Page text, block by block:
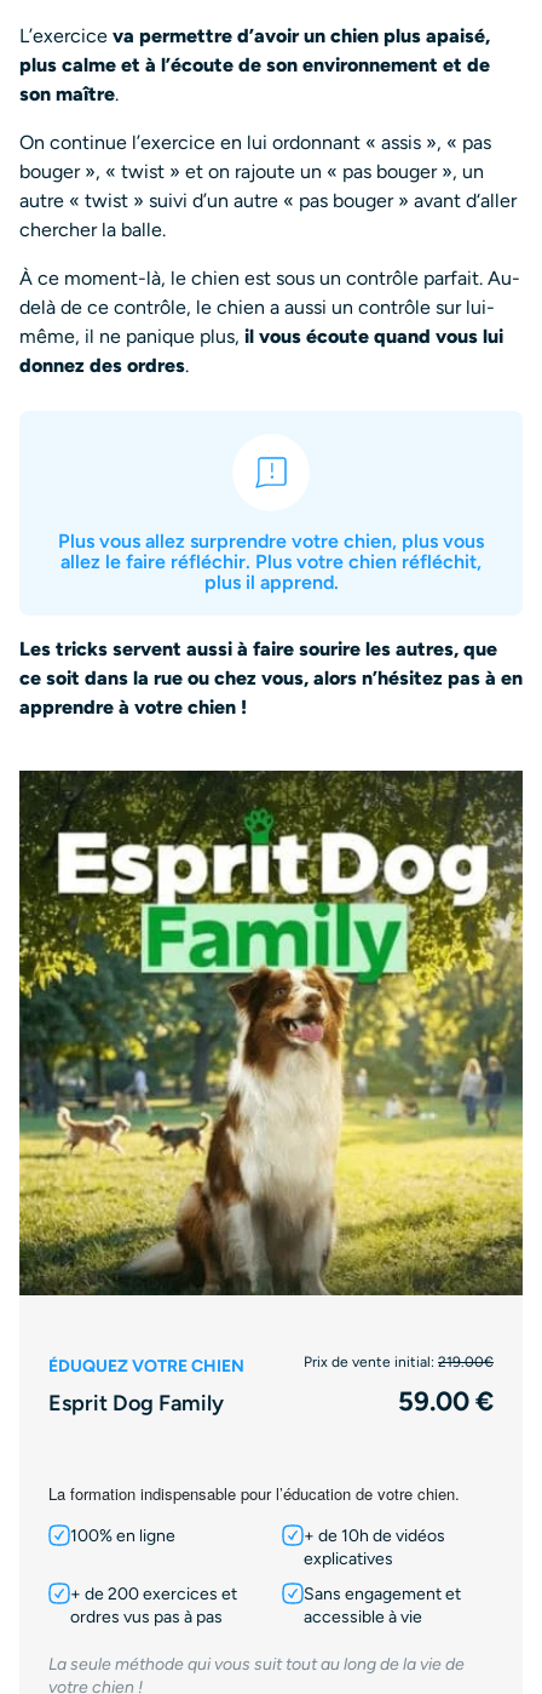
L’exercice va permettre d’avoir un chien plus apaisé,
plus calme et à l’écoute de son environnement et de
son maître.
On continue l’exercice en lui ordonnant « assis », « pas
bouger », « twist » et on rajoute un « pas bouger », un
autre « twist » suivi d’un autre « pas bouger » avant d‘aller
chercher la balle.
À ce moment-là, le chien est sous un contrôle parfait. Au-
delà de ce contrôle, le chien a aussi un contrôle sur lui-
même, il ne panique plus, il vous écoute quand vous lui
donnez des ordres.
Plus vous allez surprendre votre chien, plus vous
allez le faire réfléchir. Plus votre chien réfléchit,
plus il apprend.
Les tricks servent aussi à faire sourire les autres, que
ce soit dans la rue ou chez vous, alors n’hésitez pas à en
apprendre à votre chien !
ÉDUQUEZ VOTRE CHIEN Prix de vente initial: 219.00€
Esprit Dog Family 59.00 €
La formation indispensable pour l’éducation de votre chien.
100% en ligne
+ de 10h de vidéos
explicatives
+ de 200 exercices et
ordres vus pas à pas
Sans engagement et
accessible à vie
La seule méthode qui vous suit tout au long de la vie de
votre chien !